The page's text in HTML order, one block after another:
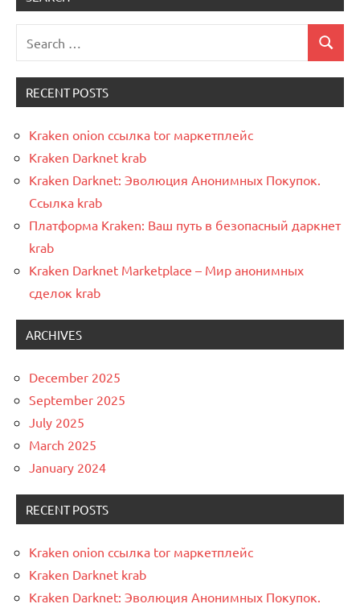
Uncategorized
RECENT POSTS
Kraken onion ссылка tor маркетплейс
Kraken Darknet krab
Kraken Darknet: Эволюция Анонимных Покупок.
Ссылка krab
Платформа Kraken: Ваш путь в безопасный даркнет
krab
Kraken Darknet Marketplace – Мир анонимных
сделок krab
ARCHIVES
December 2025
September 2025
July 2025
March 2025
January 2024
RECENT POSTS
Kraken onion ссылка tor маркетплейс
Kraken Darknet krab
Kraken Darknet: Эволюция Анонимных Покупок.